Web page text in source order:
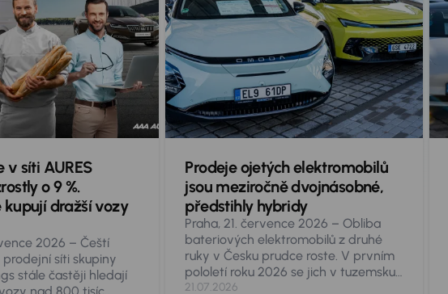
v síti AURES
o 9 %.
kupují dražší vozy
2026 – Čeští
síti skupiny
stále častěji hledají
Prodeje ojetých elektromobilů
jsou meziročně dvojnásobné,
předstihly hybridy
Praha, 21. července 2026 – Obliba
bateriových elektromobilů z druhé
ruky v Česku prudce roste. V prvním
pololetí roku 2026 se jich v tuzemsku
prodalo 11 998, tedy bezmála dvakrát
21.07.2026